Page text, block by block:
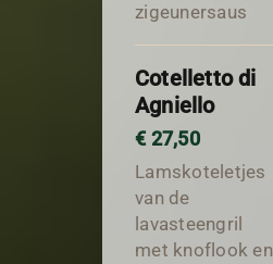
zigeunersaus
Cotelletto di
Agniello
€ 27,50
Lamskoteletjes
van de
lavasteengril
met knoflook en